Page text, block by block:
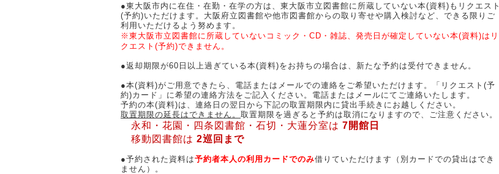
●東大阪市内に在住・在勤・在学の方は、東大阪市立図書館に所蔵していない本(資料)もリクエスト
(予約)いただけます。大阪府立図書館や他市図書館からの取り寄せや購入検討など、できる限りご
利用いただけるよう努めます。
※東大阪市立図書館に所蔵していないコミック・CD・雑誌、発売日が確定していない本(資料)はリ
クエスト(予約)できません。
●返却期限が60日以上過ぎている本(資料)をお持ちの場合は、新たな予約は受付できません。
●本(資料)がご用意できたら、電話またはメールでの連絡をご希望いただけます。「リクエスト(予
約)カード」に希望の連絡方法をご記入ください。電話またはメールにてご連絡いたします。
予約の本(資料)は、連絡日の翌日から下記の取置期限内に貸出手続きにお越しください。
取置期限の延長はできません。 取置期限を過ぎると予約は取消になりますので、ご注意ください。
永和・花園・四条図書館・石切・大蓮分室は 7開館日
移動図書館は 2巡回まで
●予約された資料は予約者本人の利用カードでのみ借りていただけます（別カードでの貸出はでき
ません）。